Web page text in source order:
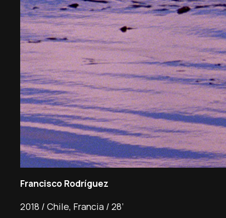
Francisco Rodríguez
2018 / Chile, Francia / 28’